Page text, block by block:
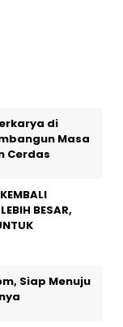
di
Masa
Cerdas
BESAR,
Siap Menuju